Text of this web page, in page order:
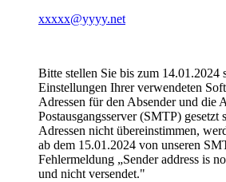
xxxxx@yyyy.net
Bitte stellen Sie bis zum 14.01.2024
Einstellungen Ihrer verwendeten
Adressen für den Absender und die
Postausgangsserver (SMTP) gesetzt
Adressen nicht übereinstimmen,
ab dem 15.01.2024 von unseren
Fehlermeldung „Sender address is
und nicht versendet."